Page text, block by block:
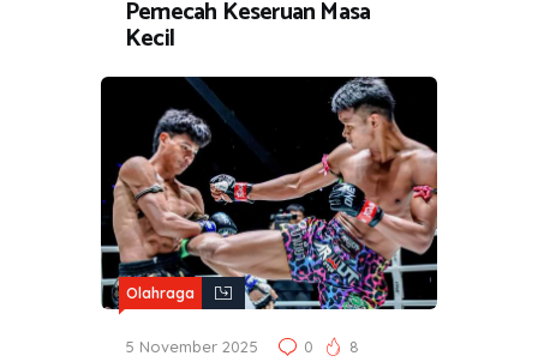
Pemecah Keseruan Masa
Kecil
Olahraga
5 November 2025 0 8